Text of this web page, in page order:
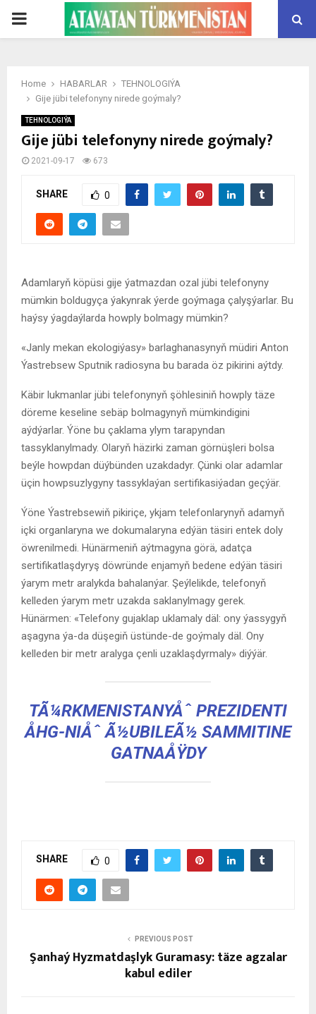
PRIMARY
Home HABARLAR
TEHNOLOGIÝA
Gije jübi telefonyny nirede goýmaly?
TEHNOLOGIÝA
Gije jübi telefonyny nirede goýmaly?
2021-09-17 673
SHARE 0
Adamlaryň köpüsi gije ýatmazdan ozal jübi telefonyny
mümkin boldugyça ýakynrak ýerde goýmaga çalyşýarlar. Bu
haýsy ýagdaýlarda howply bolmagy mümkin?
«Janly mekan ekologiýasy» barlaghanasynyň müdiri Anton
Ýastrebsew Sputnik radiosyna bu barada öz pikirini aýtdy.
Käbir lukmanlar jübi telefonynyň şöhlesiniň howply täze
döreme keseline sebäp bolmagynyň mümkindigini
aýdýarlar. Ýöne bu çaklama ylym tarapyndan
tassyklanylmady. Olaryň häzirki zaman görnüşleri bolsa
beýle howpdan düýbünden uzakdadyr. Çünki olar adamlar
üçin howpsuzlygyny tassyklaýan sertifikasiýadan geçýär.
Ýöne Ýastrebsewiň pikiriçe, ykjam telefonlarynyň adamyň
içki organlaryna we dokumalaryna edýän täsiri entek doly
öwrenilmedi. Hünärmeniň aýtmagyna görä, adatça
sertifikatlaşdyryş döwründe enjamyň bedene edýän täsiri
ýarym metr aralykda bahalanýar. Şeýlelikde, telefonyň
kelleden ýarym metr uzakda saklanylmagy gerek.
Hünärmen: «Telefony gujaklap uklamaly däl: ony ýassygyň
aşagyna ýa-da düşegiň üstünde-de goýmaly däl. Ony
kelleden bir metr aralyga çenli uzaklaşdyrmaly» diýýär.
TÃ¼RKMENISTANYÅˆ PREZIDENTI
ÅHG-NIÅˆ Ã½UBILEÃ½ SAMMITINE
GATNAÅŸDY
SHARE 0
PREVIOUS POST
Şanhaý Hyzmatdaşlyk Guramasy: täze agzalar
kabul ediler